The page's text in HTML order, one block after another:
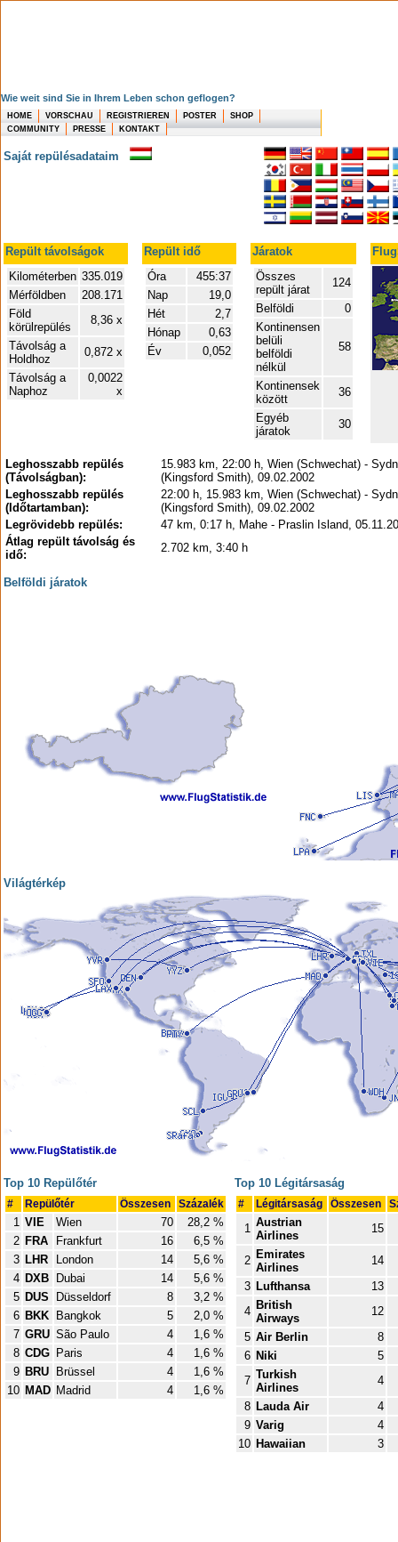
Wie weit sind Sie in Ihrem Leben schon geflogen?
HOME VORSCHAU REGISTRIEREN POSTER
SHOP
COMMUNITY
PRESSE KONTAKT
Saját repülésadataim
Repült távolságok Repült idő Járatok
Kilométerben 335.019
Mérföldben
208.171
Föld
körülrepülés
8,36 x
Távolság a
Holdhoz
0,872 x
Távolság a
Naphoz
0,0022
x
Óra
455:37
Nap
19,0
Hét
2,7
Hónap
0,63
Év
0,052
Összes
repült járat
124
Belföldi
0
Kontinensen
belüli
belföldi
nélkül
58
Kontinensek
között
36
Egyéb
járatok
30
Leghosszabb repülés
(Távolságban):
15.983 km, 22:00 h, Wien (Schwechat) -
(Kingsford Smith), 09.02.2002
Leghosszabb repülés
(Időtartamban):
22:00 h, 15.983 km, Wien (Schwechat) -
(Kingsford Smith), 09.02.2002
Legrövidebb repülés:
47 km, 0:17 h, Mahe - Praslin Island,
Átlag repült távolság és
idő:
2.702 km, 3:40 h
Belföldi járatok
Világtérkép
Top 10 Repülőtér
# Repülőtér Összesen Százalék
1 VIE Wien 70
28,2 %
2 FRA Frankfurt 16
6,5 %
3 LHR London 14
5,6 %
4 DXB Dubai 14
5,6 %
5 DUS Düsseldorf 8
3,2 %
6 BKK Bangkok 5
2,0 %
7 GRU São Paulo 4
1,6 %
8 CDG Paris 4
1,6 %
9 BRU Brüssel 4
1,6 %
10 MAD Madrid 4 1,6 %
Top 10 Légitársaság
# Légitársaság Összesen
1 Austrian
Airlines
15
2 Emirates
Airlines
14
3 Lufthansa
13
4 British
Airways
12
5 Air Berlin
8
6 Niki
5
7 Turkish
Airlines
4
8 Lauda Air
4
9 Varig
4
10 Hawaiian 3